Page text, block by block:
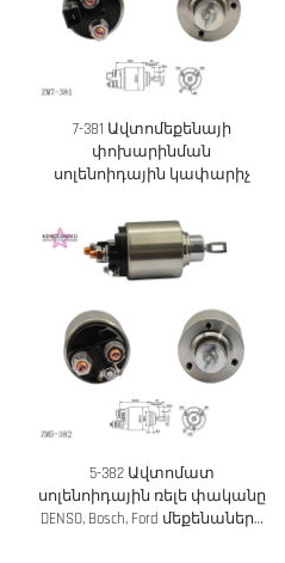
7-381 Ավտոմեքենայի
փոխարինման
սոլենոիդային կափարիչ
5-382 Ավտոմատ
սոլենոիդային ռելե փականը
DENSO, Bosch, Ford մեքենաների